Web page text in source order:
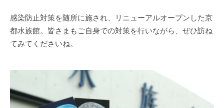
感染防止対策を随所に施され、リニューアルオープンした京
都水族館。皆さまもご自身での対策を行いながら、ぜひ訪ね
てみてくださいね。